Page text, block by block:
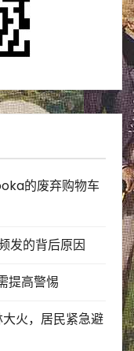
的废弃购物车
发的背后原因
提高警惕
火，居民紧急避